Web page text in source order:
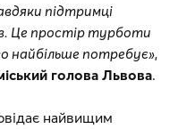
підтримці
Це простір турботи
найбільше потребує»,
голова Львова.
найвищим